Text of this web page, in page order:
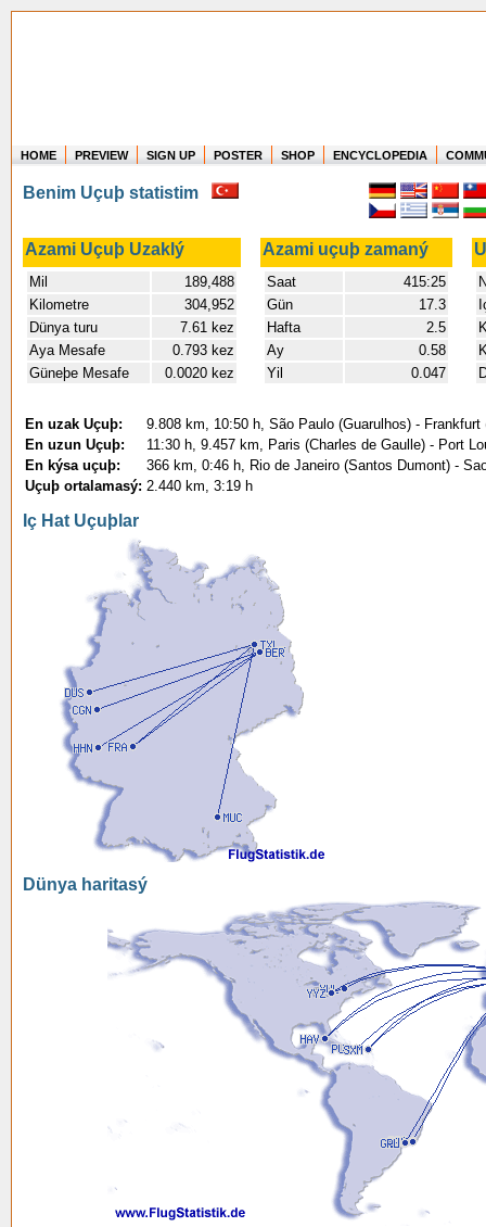
Where in the world have you flown?
How long have you been in the air?
Create your own FlightMemory and see!
HOME PREVIEW SIGN UP POSTER SHOP ENCYCLOPEDIA
Benim Uçuþ statistim
Azami Uçuþ Uzaklý Azami uçuþ zamaný
Mil
189,488
Kilometre
304,952
Dünya turu
7.61 kez
Aya Mesafe
0.793 kez
Güneþe Mesafe
0.0020 kez
Saat
415:25
Gün
17.3
Hafta
2.5
Ay
0.58
Yil
0.047
En uzak Uçuþ:
9.808 km, 10:50 h, São Paulo (Guarulhos) - Frankfurt
En uzun Uçuþ:
11:30 h, 9.457 km, Paris (Charles de Gaulle) - Port
En kýsa uçuþ:
366 km, 0:46 h, Rio de Janeiro (Santos Dumont) -
Uçuþ ortalamasý: 2.440 km, 3:19 h
Iç Hat Uçuþlar
Dünya haritasý